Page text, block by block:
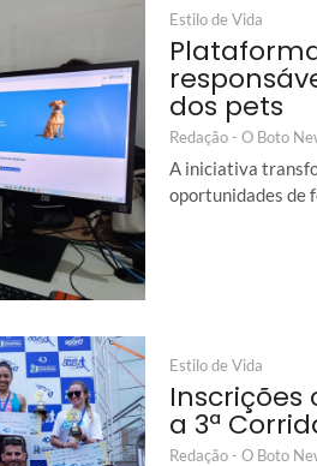
Estilo de Vida
dos pets
Redação - O Boto
A iniciativa
oportunidades de
Estilo de Vida
a 3ª
Redação - O Boto